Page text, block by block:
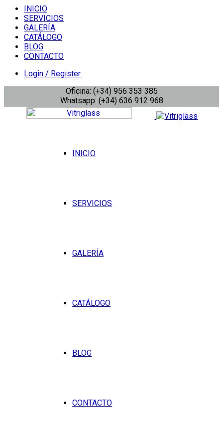
INICIO
SERVICIOS
GALERÍA
CATÁLOGO
BLOG
CONTACTO
Login / Register
Oficina: (+34) 956 353 385
Whatsapp: (+34) 636 912 968
INICIO
SERVICIOS
GALERÍA
CATÁLOGO
BLOG
CONTACTO